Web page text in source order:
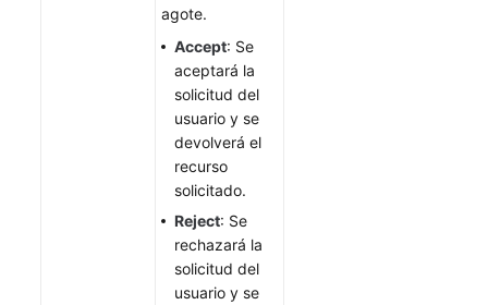
agote.
Accept: Se
aceptará la
solicitud del
usuario y se
devolverá el
recurso
solicitado.
Reject: Se
rechazará la
solicitud del
usuario y se